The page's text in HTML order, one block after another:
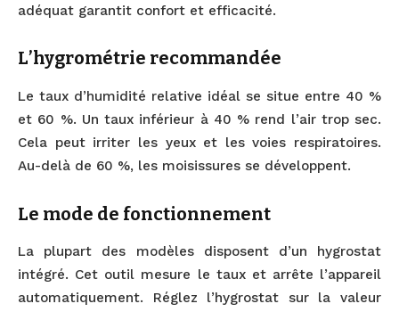
adéquat garantit confort et efficacité.
L’hygrométrie recommandée
Le taux d’humidité relative idéal se situe entre 40 %
et 60 %. Un taux inférieur à 40 % rend l’air trop sec.
Cela peut irriter les yeux et les voies respiratoires.
Au-delà de 60 %, les moisissures se développent.
Le mode de fonctionnement
La plupart des modèles disposent d’un hygrostat
intégré. Cet outil mesure le taux et arrête l’appareil
automatiquement. Réglez l’hygrostat sur la valeur